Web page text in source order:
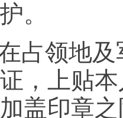
。
占领地
，上贴
盖印章